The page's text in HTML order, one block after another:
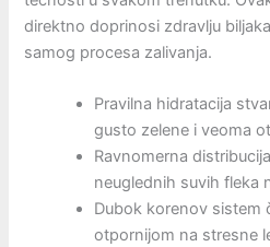
direktno doprinosi zdravlju
samog procesa zalivanja.
Pravilna hidratacija
gusto zelene i veoma
Ravnomerna
neuglednih suvih fleka
Dubok korenov sistem
otpornijom na stresne